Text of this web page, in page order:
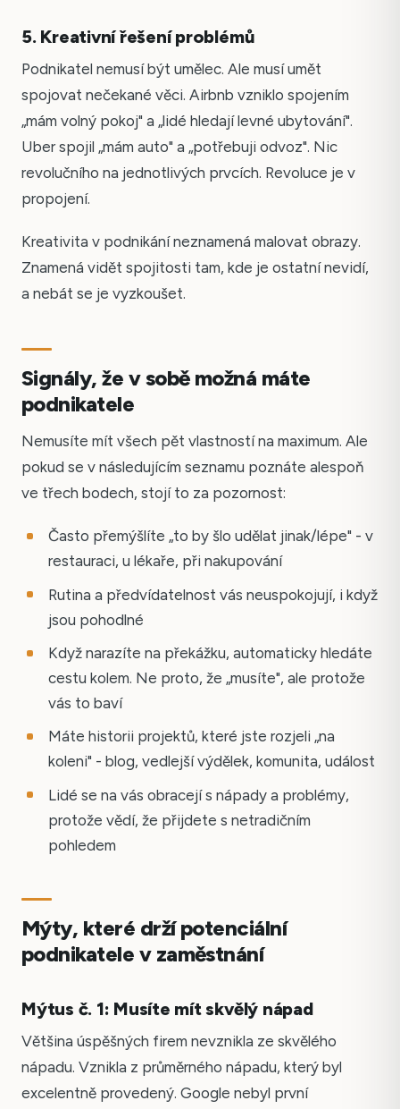
5. Kreativní řešení problémů
Podnikatel nemusí být umělec. Ale musí umět
spojovat nečekané věci. Airbnb vzniklo spojením
„mám volný pokoj" a „lidé hledají levné ubytování".
Uber spojil „mám auto" a „potřebuji odvoz". Nic
revolučního na jednotlivých prvcích. Revoluce je v
propojení.
Kreativita v podnikání neznamená malovat obrazy.
Znamená vidět spojitosti tam, kde je ostatní nevidí,
a nebát se je vyzkoušet.
Signály, že v sobě možná máte
podnikatele
Nemusíte mít všech pět vlastností na maximum. Ale
pokud se v následujícím seznamu poznáte alespoň
ve třech bodech, stojí to za pozornost:
Často přemýšlíte „to by šlo udělat jinak/lépe" - v
restauraci, u lékaře, při nakupování
Rutina a předvídatelnost vás neuspokojují, i když
jsou pohodlné
Když narazíte na překážku, automaticky hledáte
cestu kolem. Ne proto, že „musíte", ale protože
vás to baví
Máte historii projektů, které jste rozjeli „na
koleni" - blog, vedlejší výdělek, komunita, událost
Lidé se na vás obracejí s nápady a problémy,
protože vědí, že přijdete s netradičním
pohledem
Mýty, které drží potenciální
podnikatele v zaměstnání
Mýtus č. 1: Musíte mít skvělý nápad
Většina úspěšných firem nevznikla ze skvělého
nápadu. Vznikla z průměrného nápadu, který byl
excelentně provedený. Google nebyl první